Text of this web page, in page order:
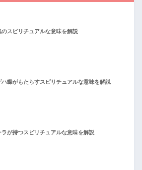
のスピリチュアルな意味を解説
ハ蝶がもたらすスピリチュアルな意味を解説
ラが持つスピリチュアルな意味を解説